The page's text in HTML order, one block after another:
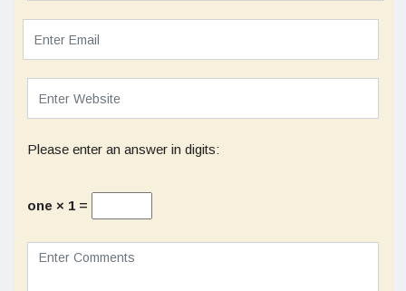
Please enter an answer in digits:
one × 1 =